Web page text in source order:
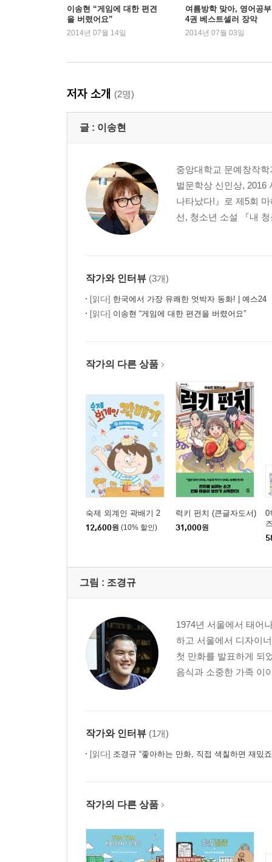
STAGE 20 무서운 방문객
STAGE 21 환상의 짝꿍, 깨지다
STAGE 22 행복을 나누는 밥 차
게임을 만드는 사람들
게임은 어떻게 만들까?
사람들은 언제부터 게임을 했을까?
이송현 “게임에 대한 편견
을 버렸어요”
2014년 07월 14일
여름방학 맞아, 영어공
4권 베스트셀러 장악
2014년 07월 03일
저자 소개 (2명)
글 : 이송현
중앙대학교 문예창작
벌문학상 신인상, 2016
나타났다!』로 제5회
선, 청소년 소설 『내
작가와 인터뷰 (3개)
[읽다] 한국에서 가장 유쾌한 엇박자 동화! | 예스24
[읽다] 이송현 “게임에 대한 편견을 버렸어요”
작가의 다른 상품
숙제 외계인 곽배기 2
12,600원 (10% 할인)
럭키 펀치 (큰글자도서)
31,000원
0
그림 : 조경규
1974년 서울에서 태어
하고 서울에서 디자이
첫 만화를 발표하게 되
음식과 소중한 가족 이
작가와 인터뷰 (1개)
[읽다] 조경규 “좋아하는 만화, 직접 색칠하면 재밌죠
작가의 다른 상품